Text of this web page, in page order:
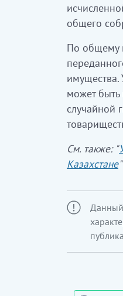
общего
По общему
может
случайной
См. также: "
Казахстане"